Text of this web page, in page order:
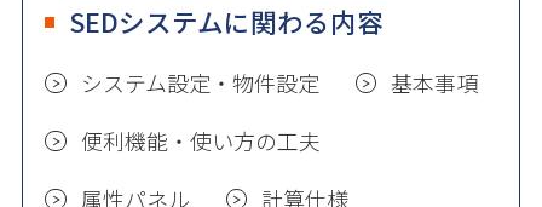
SEDシステムに関わる内容
システム設定・物件設定
基本事項
便利機能・使い方の工夫
属性パネル
計算仕様